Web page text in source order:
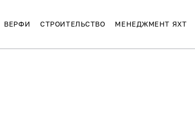
ВЕРФИ СТРОИТЕЛЬСТВО МЕНЕДЖМЕНТ ЯХТ